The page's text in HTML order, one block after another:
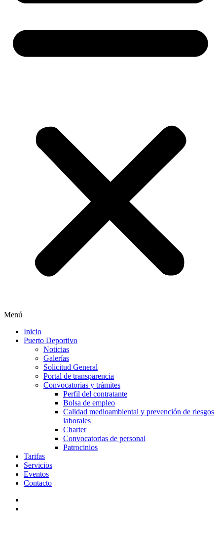
Menú
Inicio
Puerto Deportivo
Noticias
Galerías
Solicitud General
Portal de transparencia
Convocatorias y trámites
Perfil del contratante
Bolsa de empleo
Calidad medioambiental y prevención de riesgos
laborales
Charter
Convocatorias de personal
Patrocinios
Tarifas
Servicios
Eventos
Contacto